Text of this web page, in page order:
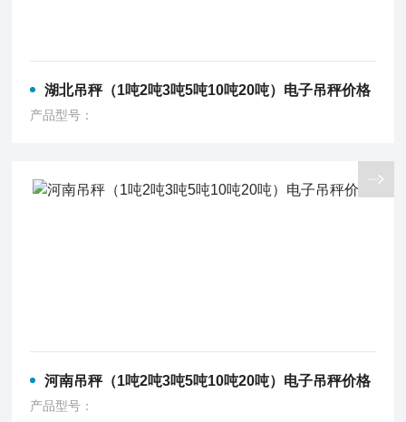
湖北吊秤（1吨2吨3吨5吨10吨20吨）电子吊秤价格
产品型号：
河南吊秤（1吨2吨3吨5吨10吨20吨）电子吊秤价格
产品型号：